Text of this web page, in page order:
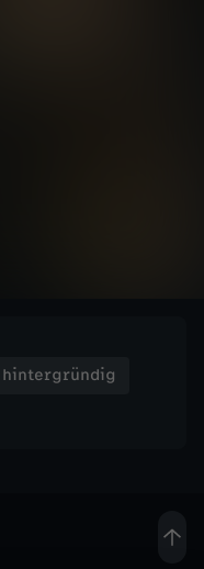
hintergründig